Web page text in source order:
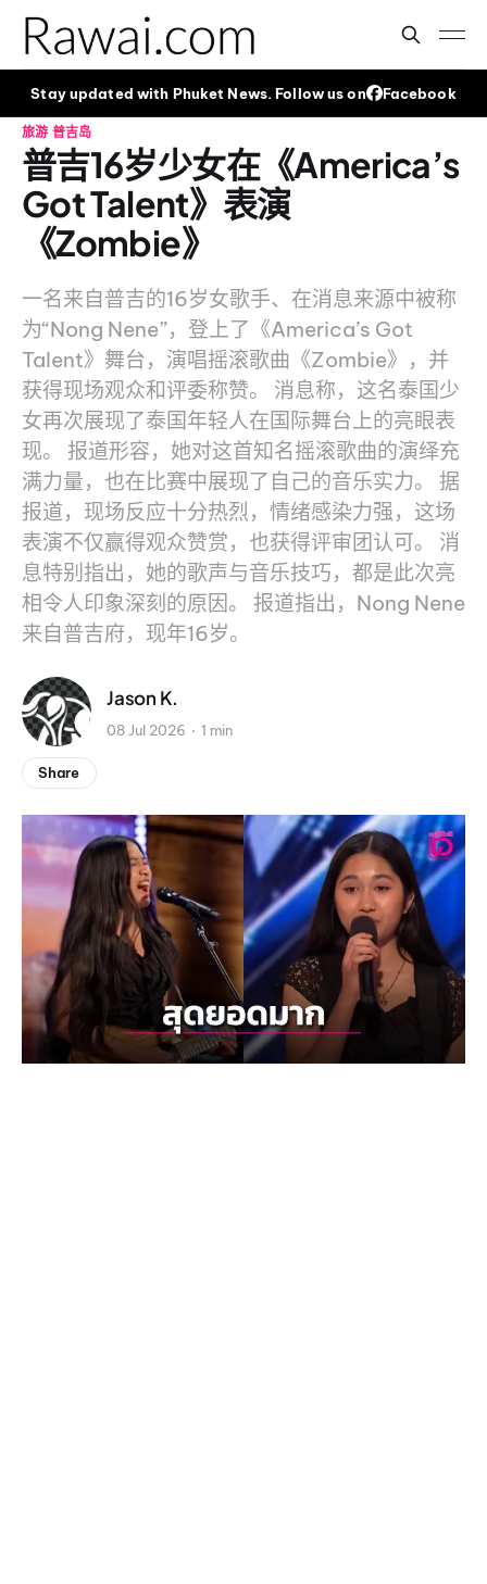
Stay updated with Phuket News. Follow us on Facebook
旅游 普吉岛
普吉16岁少女在《America’s
Got Talent》表演
《Zombie》
一名来自普吉的16岁女歌手、在消息来源中被称
为“Nong Nene”，登上了《America’s Got
Talent》舞台，演唱摇滚歌曲《Zombie》，并
获得现场观众和评委称赞。 消息称，这名泰国少
女再次展现了泰国年轻人在国际舞台上的亮眼表
现。 报道形容，她对这首知名摇滚歌曲的演绎充
满力量，也在比赛中展现了自己的音乐实力。 据
报道，现场反应十分热烈，情绪感染力强，这场
表演不仅赢得观众赞赏，也获得评审团认可。 消
息特别指出，她的歌声与音乐技巧，都是此次亮
相令人印象深刻的原因。 报道指出，Nong Nene
来自普吉府，现年16岁。
Jason K.
08 Jul 2026 1 min
Share